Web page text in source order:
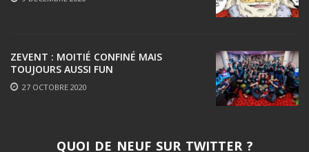
ZEVENT : MOITIÉ CONFINÉ MAIS
TOUJOURS AUSSI FUN
27 OCTOBRE 2020
QUOI DE NEUF SUR TWITTER ?